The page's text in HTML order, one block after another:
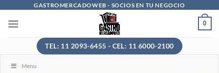
contenido
GASTROMERCADOWEB - SOCIOS EN TU NEGOCIO
0
TEL: 11 2093-6455 - CEL: 11 6000-2100
Menu